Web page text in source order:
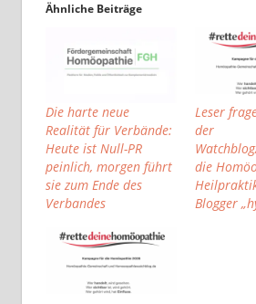
Ähnliche Beiträge
Die harte neue
Realität für Verbände:
Heute ist Null-PR
peinlich, morgen führt
sie zum Ende des
Verbandes
Leser
der
die
Blogger